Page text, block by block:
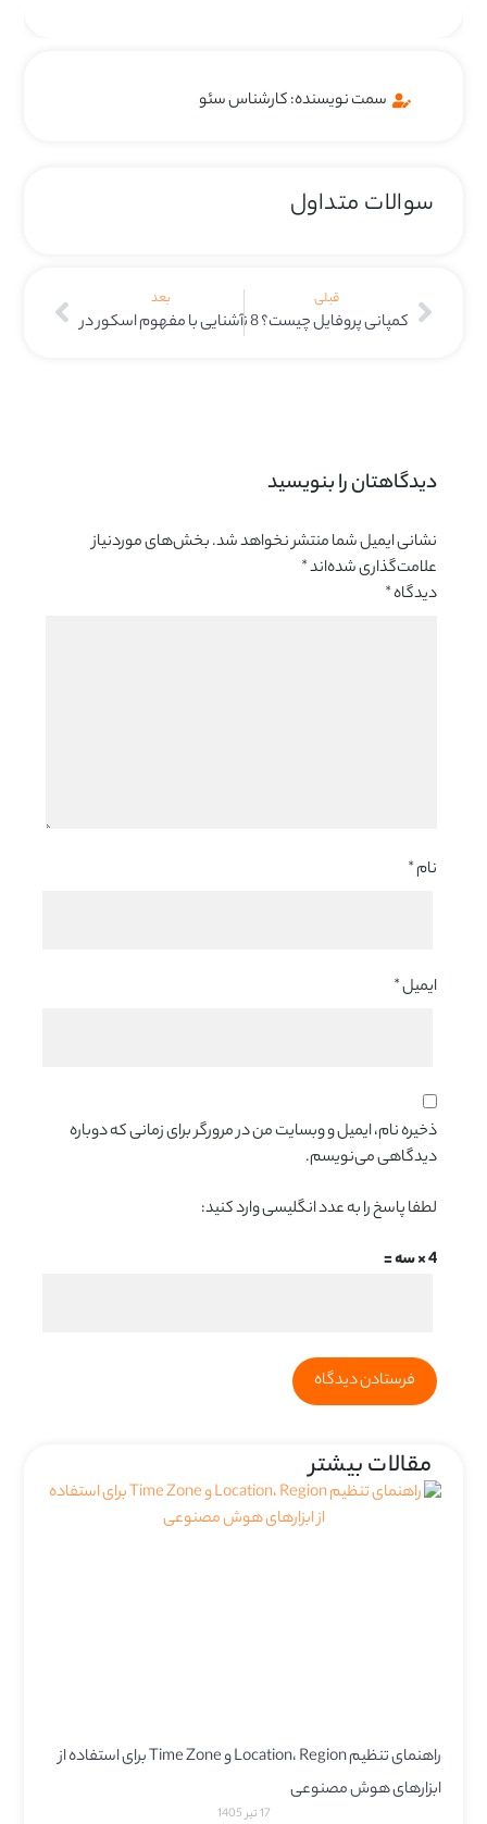
سمت نویسنده: کارشناس سئو
سوالات متداول
قبلی
کمپانی پروفایل چیست؟ 8 نکته کلیدی
بعد
آشنایی با مفهوم اسکور در گوگل ادز
دیدگاهتان را بنویسید
نشانی ایمیل شما منتشر نخواهد شد.بخش‌های موردنیاز
علامت‌گذاری شده‌اند*
دیدگاه*
نام*
ایمیل*
ذخیره نام، ایمیل و وبسایت من در مرورگر برای زمانی که دوباره
دیدگاهی می‌نویسم.
لطفا پاسخ را به عدد انگلیسی وارد کنید:
4 × سه =
مقالات بیشتر
راهنمای تنظیم Location، Region و Time Zone برای استفاده از
ابزارهای هوش مصنوعی
17 تیر 1405